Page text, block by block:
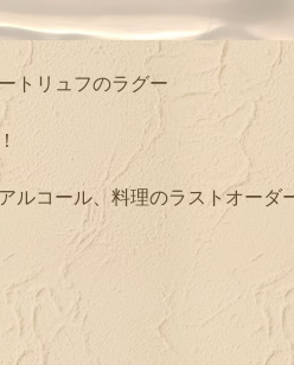
トリュフのラグー
ルコール、料理のラストオーダ